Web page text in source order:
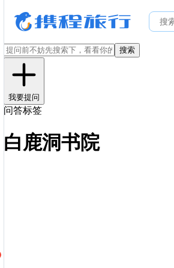
搜索
我要提问
问答标签
白鹿洞书院